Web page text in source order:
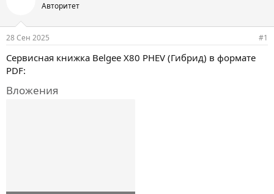
т
е
м
ы
н
а
л
Авторитет
28 Сен 2025 #1
Сервисная книжка Belgee X80 PHEV (Гибрид) в формате
PDF:
Вложения